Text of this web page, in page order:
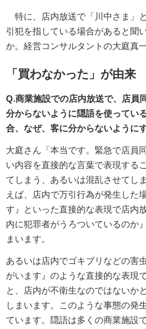
特に、店内放送で「川中さま」
引犯を指している場合があると聞
か。経営コンサルタントの大庭真
「買わなかった」が由来
Q.商業施設での店内放送で、店員
分からないように隠語を使ってい
合、なぜ、客に分からないように
大庭さん「本当です。緊急で店員
い内容を直接的な言葉で表現する
てしまう、あるいは混乱させてし
えば、店内で万引行為が発生した
す』といった直接的な表現で店内
内に犯罪者がうろついているのか
まいます。
あるいは店内でゴキブリなどの害
がいます』のような直接的な表現
と、店内が不衛生なのではないか
しまいます。このような事態の発
ています。隠語は多くの商業施設